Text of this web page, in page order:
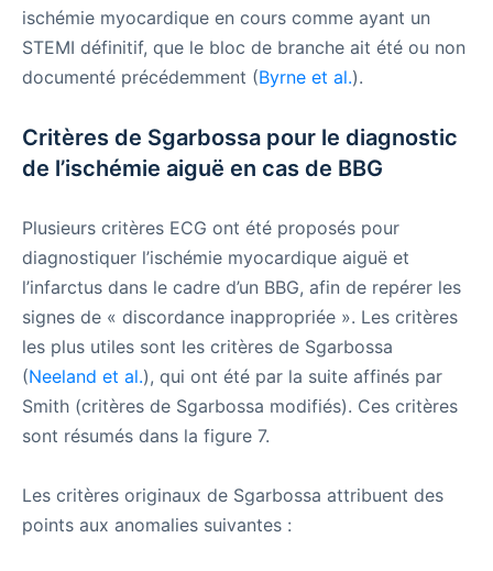
ischémie myocardique en cours comme ayant un
STEMI définitif, que le bloc de branche ait été ou non
documenté précédemment (Byrne et al.).
Critères de Sgarbossa pour le diagnostic
de l’ischémie aiguë en cas de BBG
Plusieurs critères ECG ont été proposés pour
diagnostiquer l’ischémie myocardique aiguë et
l’infarctus dans le cadre d’un BBG, afin de repérer les
signes de « discordance inappropriée ». Les critères
les plus utiles sont les critères de Sgarbossa
(Neeland et al.), qui ont été par la suite affinés par
Smith (critères de Sgarbossa modifiés). Ces critères
sont résumés dans la figure 7.
Les critères originaux de Sgarbossa attribuent des
points aux anomalies suivantes :